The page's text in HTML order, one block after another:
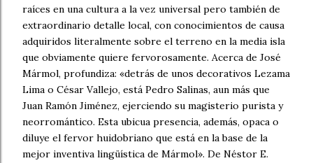
raíces en una cultura a la vez universal pero también de
extraordinario detalle local, con conocimientos de causa
adquiridos literalmente sobre el terreno en la media isla
que obviamente quiere fervorosamente. Acerca de José
Mármol, profundiza: «detrás de unos decorativos Lezama
Lima o César Vallejo, está Pedro Salinas, aun más que
Juan Ramón Jiménez, ejerciendo su magisterio purista y
neorromántico. Esta ubicua presencia, además, opaca o
diluye el fervor huidobriano que está en la base de la
mejor inventiva lingüística de Mármol». De Néstor E.